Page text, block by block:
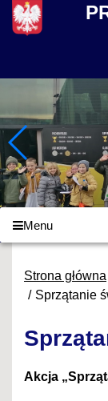
Menu
Strona główna
Sprzątanie
Akcja